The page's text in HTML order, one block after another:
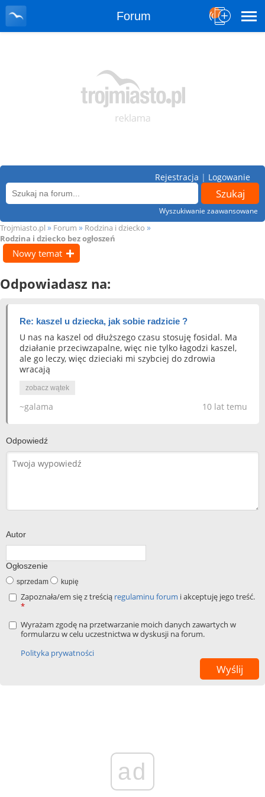
Forum
Wyszukiwanie zaawansowane
Rejestracja | Logowanie
Trojmiasto.pl » Forum » Rodzina i dziecko »
Rodzina i dziecko bez ogłoszeń
Nowy temat
Odpowiadasz na:
Re: kaszel u dziecka, jak sobie radzicie ?
U nas na kaszel od dłuższego czasu stosuję fosidal. Ma
działanie przeciwzapalne, więc nie tylko łagodzi kaszel,
ale go leczy, więc dzieciaki mi szybciej do zdrowia
wracają
zobacz wątek
10 lat temu
~galama
Odpowiedź
Autor
Ogłoszenie
sprzedam kupię
Zapoznała/em się z treścią regulaminu forum i akceptuję jego treść.
*
Wyrażam zgodę na przetwarzanie moich danych zawartych w
formularzu w celu uczestnictwa w dyskusji na forum.
Polityka prywatności
ad